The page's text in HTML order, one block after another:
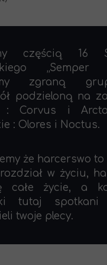
częścią 16
„Semper
zgraną
podzieloną na
: Corvus i
: Olores i Noctus.
że harcerswo to
w życiu,
całe życie, a
tutaj spotkani
twoje plecy.